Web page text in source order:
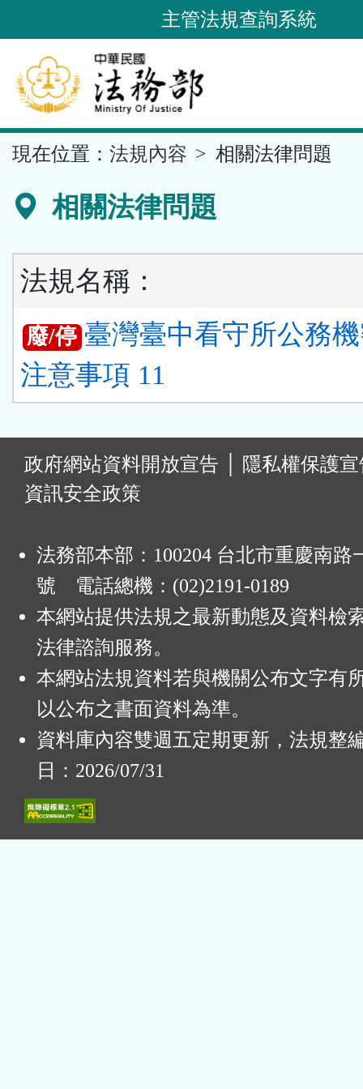
到
要
內
容
區
主管法規查詢系統
現在位置： 法規內容 相關法律問題
相關法律問題
法規名稱：
廢/停 臺灣臺中看守所公務
注意事項 11
政府網站資料開放宣告
隱私權保護
資訊安全政策
法務部本部：100204 台北市重慶南路
號 電話總機：(02)2191-0189
本網站提供法規之最新動態及資料檢
法律諮詢服務。
本網站法規資料若與機關公布文字有
以公布之書面資料為準。
資料庫內容雙週五定期更新，法規整
日：2026/07/31